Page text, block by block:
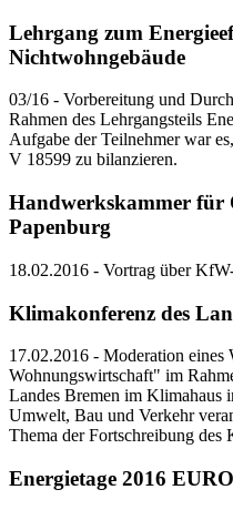
Lehrgang zum
Nichtwohngebäude
03/16 - Vorbereitung und
Rahmen des Lehrgangsteils
Aufgabe der Teilnehmer war
V 18599 zu bilanzieren.
Handwerkskammer für
Papenburg
18.02.2016 - Vortrag über
Klimakonferenz des
17.02.2016 - Moderation eines
Wohnungswirtschaft" im
Landes Bremen im Klimahaus
Umwelt, Bau und Verkehr
Thema der Fortschreibung des
Energietage 2016